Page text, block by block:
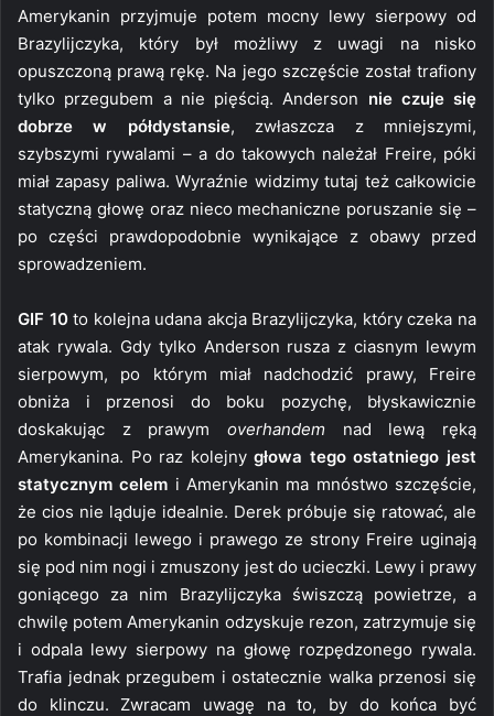
Amerykanin przyjmuje potem mocny lewy sierpowy od
Brazylijczyka, który był możliwy z uwagi na nisko
opuszczoną prawą rękę. Na jego szczęście został trafiony
tylko przegubem a nie pięścią. Anderson nie czuje się
dobrze w półdystansie, zwłaszcza z mniejszymi,
szybszymi rywalami – a do takowych należał Freire, póki
miał zapasy paliwa. Wyraźnie widzimy tutaj też całkowicie
statyczną głowę oraz nieco mechaniczne poruszanie się –
po części prawdopodobnie wynikające z obawy przed
sprowadzeniem.
GIF 10to kolejna udana akcja Brazylijczyka, który czeka na
atak rywala. Gdy tylko Anderson rusza z ciasnym lewym
sierpowym, po którym miał nadchodzić prawy, Freire
obniża i przenosi do boku pozychę, błyskawicznie
doskakując z prawym overhandem nad lewą ręką
Amerykanina. Po raz kolejnygłowa tego ostatniego jest
statycznym celem i Amerykanin ma mnóstwo szczęście,
że cios nie ląduje idealnie. Derek próbuje się ratować, ale
po kombinacji lewego i prawego ze strony Freire uginają
się pod nim nogi i zmuszony jest do ucieczki. Lewy i prawy
goniącego za nim Brazylijczyka świszczą powietrze, a
chwilę potem Amerykanin odzyskuje rezon, zatrzymuje się
i odpala lewy sierpowy na głowę rozpędzonego rywala.
Trafia jednak przegubem i ostatecznie walka przenosi się
do klinczu. Zwracam uwagę na to, by do końca być